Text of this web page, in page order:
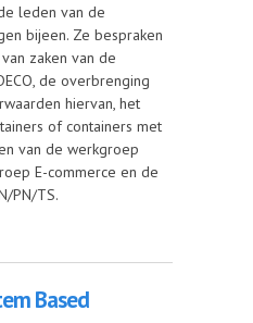
leden van de
bijeen. Ze bespraken
zaken van de
de overbrenging
hiervan, het
of containers met
van de werkgroep
E-commerce en de
PN/TS.
Based